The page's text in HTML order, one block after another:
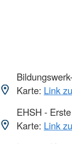
Karte: Link
EHSH -
Karte: Link